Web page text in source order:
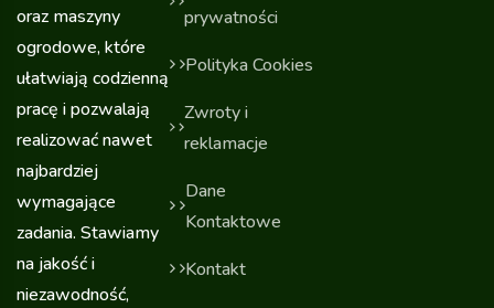
oraz maszyny
ogrodowe, które
ułatwiają codzienną
pracę i pozwalają
realizować nawet
najbardziej
wymagające
zadania. Stawiamy
na jakość i
niezawodność,
prywatności
Polityka Cookies
Zwroty i
reklamacje
Dane
Kontaktowe
Kontakt